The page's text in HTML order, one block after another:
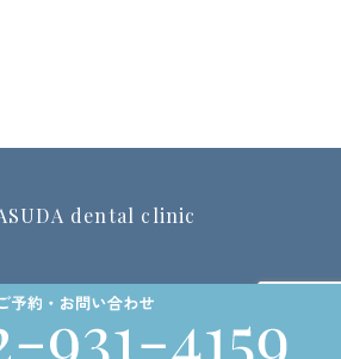
dental clinic